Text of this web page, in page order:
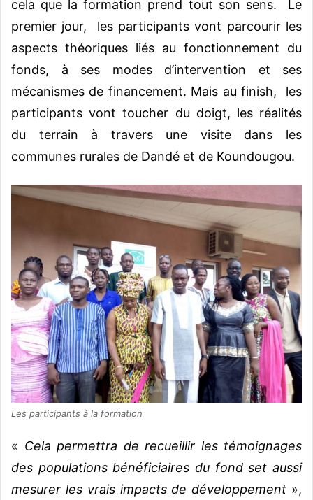
cela que la formation prend tout son sens. Le
premier jour, les participants vont parcourir les
aspects théoriques liés au fonctionnement du
fonds, à ses modes d’intervention et ses
mécanismes de financement. Mais au finish, les
participants vont toucher du doigt, les réalités
du terrain à travers une visite dans les
communes rurales de Dandé et de Koundougou.
Les participants à la formation
« Cela permettra de recueillir les témoignages
des populations bénéficiaires du fond set aussi
mesurer les vrais impacts de développement »,